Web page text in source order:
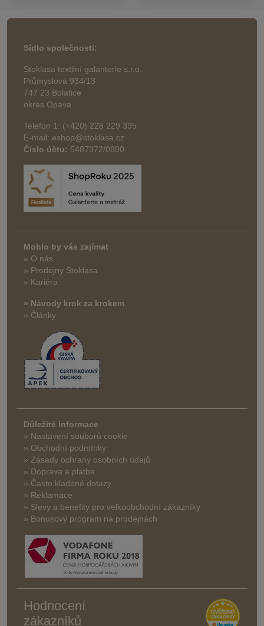
Sídlo společnosti:
Stoklasa textilní galanterie s.r.o.
Průmyslová 934/13
747 23 Bolatice
okres Opava
Telefon 1: (+420) 228 229 395
E-mail: eshop@stoklasa.cz
Číslo účtu: 5487372/0800
Mohlo by vás zajímat
» O nás
» Prodejny Stoklasa
» Kariéra
» Návody krok za krokem
» Články
Důležité informace
» Nastavení souborů cookie
» Obchodní podmínky
» Zásady ochrany osobních údajů
» Doprava a platba
» Často kladené dotazy
» Reklamace
» Slevy a benefity pro velkoobchodní zákazníky
» Bonusový program na prodejnách
Hodnocení
zákazníků